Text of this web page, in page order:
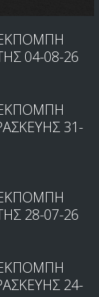
04-08-26
31-
28-07-26
24-